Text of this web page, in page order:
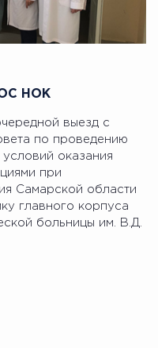
ОС НОК
выезд с
по проведению
оказания
при
Самарской области
главного корпуса
больницы им. В.Д.